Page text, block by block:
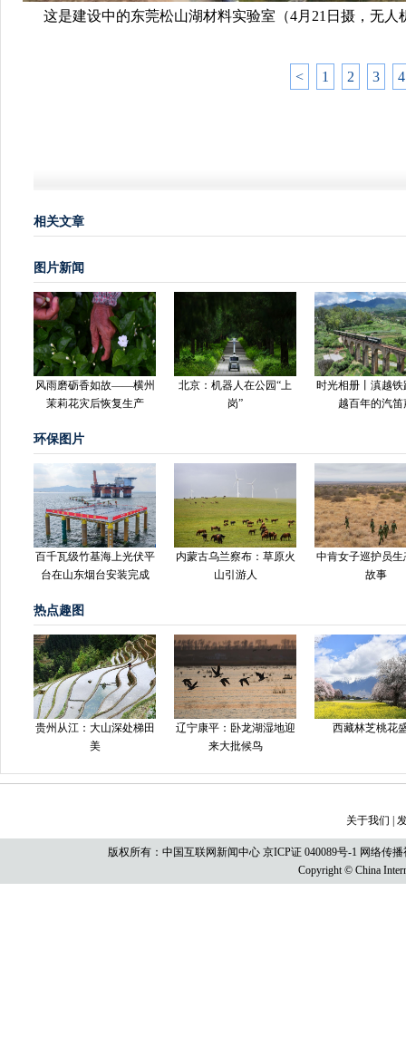
这是建设中的东莞松山湖材料实验室（4月21日摄，无
< 1 2 3 4
相关文章